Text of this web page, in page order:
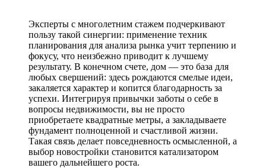
Эксперты с многолетним стажем подчеркивают
пользу такой синергии: применение техник
планирования для анализа рынка учит терпению и
фокусу, что неизбежно приводит к лучшему
результату. В конечном счете, дом — это база для
любых свершений: здесь рождаются смелые идеи,
закаляется характер и копится благодарность за
успехи. Интегрируя привычки заботы о себе в
вопросы недвижимости, вы не просто
приобретаете квадратные метры, а закладываете
фундамент полноценной и счастливой жизни.
Такая связь делает повседневность осмысленной, а
выбор новостройки становится катализатором
вашего дальнейшего роста.